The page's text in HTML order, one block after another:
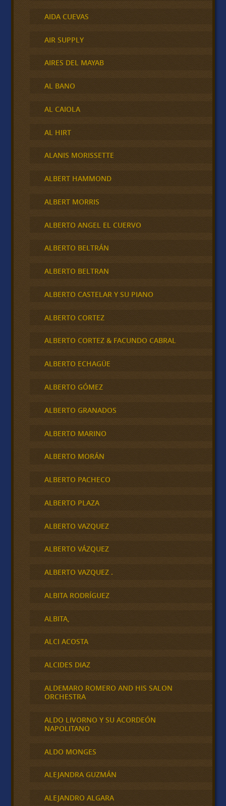
AIDA CUEVAS
AIR SUPPLY
AIRES DEL MAYAB
AL BANO
AL CAIOLA
AL HIRT
ALANIS MORISSETTE
ALBERT HAMMOND
ALBERT MORRIS
ALBERTO ANGEL EL CUERVO
ALBERTO BELTRÁN
ALBERTO BELTRAN
ALBERTO CASTELAR Y SU PIANO
ALBERTO CORTEZ
ALBERTO CORTEZ & FACUNDO CABRAL
ALBERTO ECHAGÜE
ALBERTO GÓMEZ
ALBERTO GRANADOS
ALBERTO MARINO
ALBERTO MORÁN
ALBERTO PACHECO
ALBERTO PLAZA
ALBERTO VAZQUEZ
ALBERTO VÁZQUEZ
ALBERTO VAZQUEZ .
ALBITA RODRÍGUEZ
ALBITA,
ALCI ACOSTA
ALCIDES DIAZ
ALDEMARO ROMERO AND HIS SALON
ORCHESTRA
ALDO LIVORNO Y SU ACORDEÓN
NAPOLITANO
ALDO MONGES
ALEJANDRA GUZMÁN
ALEJANDRO ALGARA